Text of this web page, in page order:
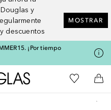
y
descuentos
MOSTRAR
¡Por tiempo
A Douglas HomeMi lista de
A